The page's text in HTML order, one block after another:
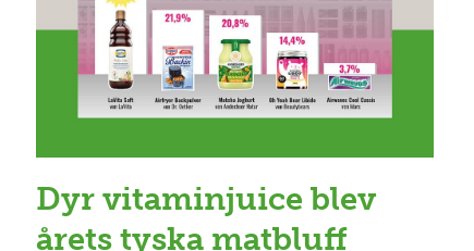
Dyr vitaminjuice blev
årets tyska matbluff